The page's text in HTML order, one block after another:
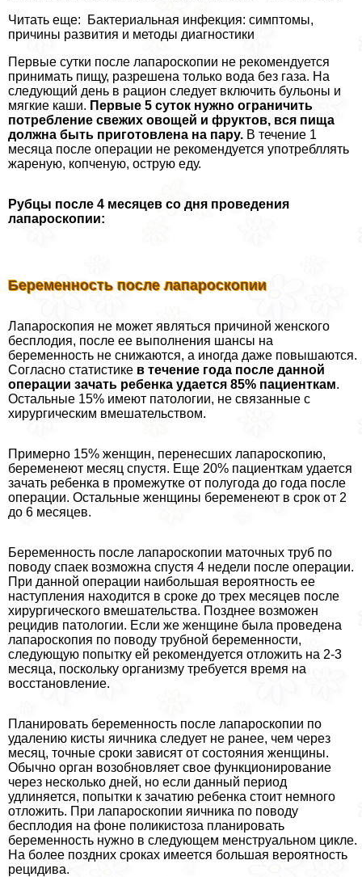
Читать еще: Бактериальная инфекция: симптомы,
причины развития и методы диагностики
Первые сутки после лапароскопии не рекомендуется
принимать пищу, разрешена только вода без газа. На
следующий день в рацион следует включить бульоны и
мягкие каши. Первые 5 суток нужно ограничить
потрeбление свежих овощей и фруктов, вся пища
должна быть приготовлена на пару. В течение 1
месяца после операции не рекомендуется употрeбллять
жареную, копченую, острую еду.
Рубцы после 4 месяцев со дня проведения
лапароскопии:
Беременность после лапароскопии
Лапароскопия не может являться причиной женского
бесплодия, после ее выполнения шансы на
беременность не снижаются, а иногда даже повышаются.
Согласно статистике в течение года после данной
операции зачать ребенка удается 85% пациенткам.
Остальные 15% имеют патологии, не связанные с
хирургическим вмешательством.
Примерно 15% женщин, перенесших лапароскопию,
беременеют месяц спустя. Еще 20% пациенткам удается
зачать ребенка в промежутке от полугода до года после
операции. Остальные женщины беременеют в срок от 2
до 6 месяцев.
Беременность после лапароскопии маточных труб по
поводу спаек возможна спустя 4 недели после операции.
При данной операции наибольшая вероятность ее
наступления находится в сроке до трех месяцев после
хирургического вмешательства. Позднее возможен
рецидив патологии. Если же женщине была проведена
лапароскопия по поводу трубной беременности,
следующую попытку ей рекомендуется отложить на 2-3
месяца, поскольку организму требуется время на
восстановление.
Планировать беременность после лапароскопии по
удалению кисты яичника следует не ранее, чем через
месяц, точные сроки зависят от состояния женщины.
Обычно орган возобновляет свое функционирование
через несколько дней, но если данный период
удлиняется, попытки к зачатию ребенка стоит немного
отложить. При лапароскопии яичника по поводу
бесплодия на фоне поликистоза планировать
беременность нужно в следующем мeнcтpуальном цикле.
На более поздних сроках имеется большая вероятность
рецидива.